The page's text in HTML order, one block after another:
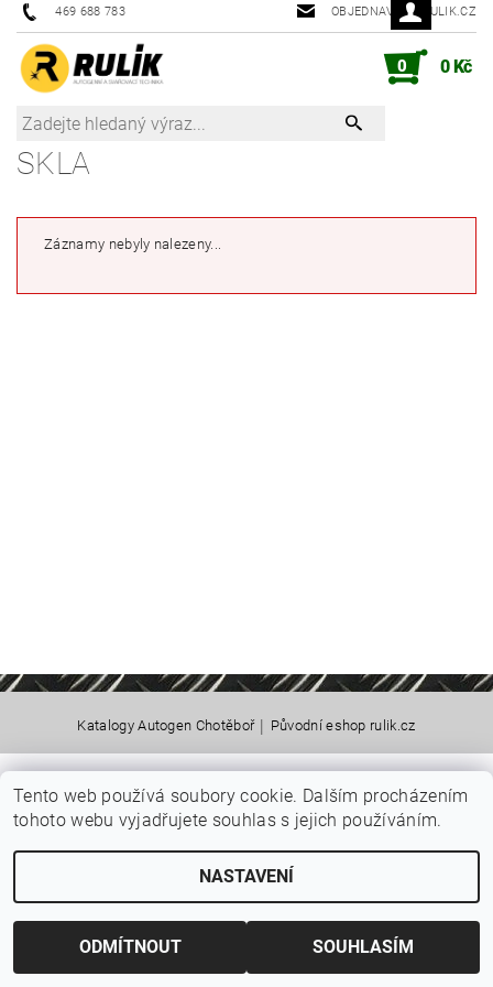
469 688 783 OBJEDNAVKY@RULIK.CZ
0 0 Kč
SKLA
Záznamy nebyly nalezeny...
Katalogy Autogen Chotěboř | Původní eshop rulik.cz
2026 © Jiří Rulík Chrudim, všechna práva vyhrazenaUpravit nastavení cookies
Vytvořil Shoptet
Tento web používá soubory cookie. Dalším procházením
tohoto webu vyjadřujete souhlas s jejich používáním.
NASTAVENÍ
ODMÍTNOUT SOUHLASÍM